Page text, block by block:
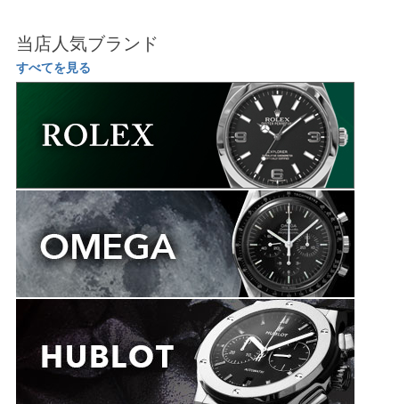
当店人気ブランド
すべてを見る